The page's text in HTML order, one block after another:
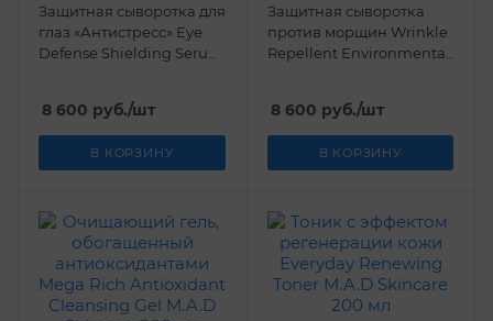
Защитная сыворотка для
глаз «Антистресс» Eye
Defense Shielding Serum
8 600 руб./шт
В КОРЗИНУ
Защитная сыворотка
против морщин Wrinkle
Repellent Environmental
8 600 руб./шт
В КОРЗИНУ